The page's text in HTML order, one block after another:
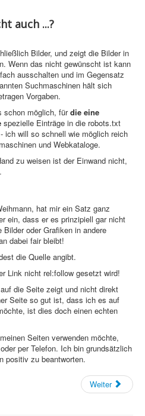
auch ...?
Bilder, und zeigt die Bilder in
Wenn das nicht gewünscht ist kann
ausschalten und im Gegensatz
Suchmaschinen hält sich
Vorgaben.
schon möglich, fürdie eine
spezielle Einträge in die robots.txt
ich will so schnell wie möglich reich
und Webkataloge.
zu weisen ist der Einwand nicht,
hat mir ein Satz ganz
ein, dass er es prinzipiell gar nicht
oder Grafiken in andere
dabei fair bleibt!
die Quelle angibt.
Link nicht rel:follow gesetzt wird!
die Seite zeigt und nicht direkt
Seite so gut ist, dass ich es auf
ist dies doch einen echten
Seiten verwenden möchte,
per Telefon. Ich bin grundsätzlich
positiv zu beantworten.
Weiter